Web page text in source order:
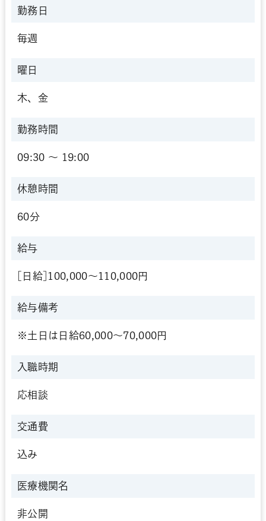
勤務日
毎週
曜日
木、金
勤務時間
09:30 〜 19:00
休憩時間
60分
給与
[日給]100,000～110,000円
給与備考
※土日は日給60,000～70,000円
入職時期
応相談
交通費
込み
医療機関名
非公開